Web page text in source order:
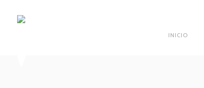
INICIO